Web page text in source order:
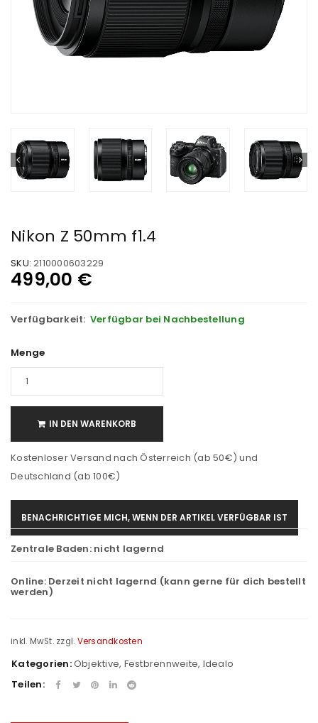
Nikon Z 50mm f1.4
SKU: 2110000603229
499,00 €
Verfügbarkeit: Verfügbar bei Nachbestellung
Menge
IN DEN WARENKORB
Kostenloser Versand nach Österreich (ab 50€) und
Deutschland (ab 100€)
BENACHRICHTIGE MICH, WENN DER ARTIKEL VERFÜGBAR IST
Zentrale Baden: nicht lagernd
Online: Derzeit nicht lagernd (kann gerne für dich bestellt
werden)
inkl. MwSt. zzgl. Versandkosten
Kategorien:Objektive, Festbrennweite, Idealo
Teilen: